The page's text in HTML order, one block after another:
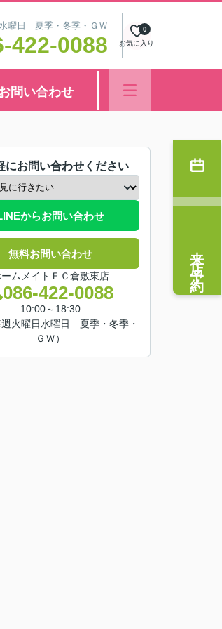
曜日 夏季・冬季・ＧＷ
422-0088 お気に入り
0
問い合わせ
にお問い合わせください
からお問い合わせ
無料お問い合わせ
ームメイトＦＣ倉敷東店
086-422-0088
10:00～18:30
週火曜日水曜日 夏季・冬季・
ＧＷ）
来店予約